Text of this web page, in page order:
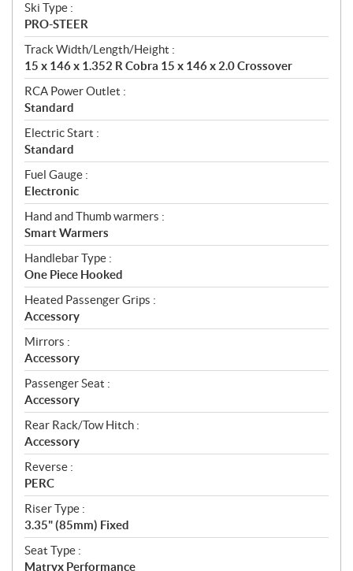
Ski Type :
PRO-STEER
Track Width/Length/Height :
15 x 146 x 1.352 R Cobra 15 x 146 x 2.0 Crossover
RCA Power Outlet :
Standard
Electric Start :
Standard
Fuel Gauge :
Electronic
Hand and Thumb warmers :
Smart Warmers
Handlebar Type :
One Piece Hooked
Heated Passenger Grips :
Accessory
Mirrors :
Accessory
Passenger Seat :
Accessory
Rear Rack/Tow Hitch :
Accessory
Reverse :
PERC
Riser Type :
3.35" (85mm) Fixed
Seat Type :
Matryx Performance